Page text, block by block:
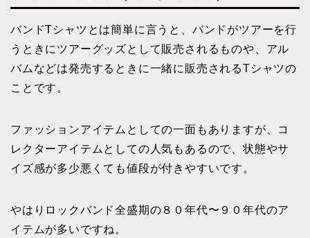
バンドTシャツとは簡単に言うと、バンドがツアーを行
うときにツアーグッズとして販売されるものや、アル
バムなどは発売するときに一緒に販売されるTシャツの
ことです。
ファッションアイテムとしての一面もありますが、コ
レクターアイテムとしての人気もあるので、状態やサ
イズ感が多少悪くても値段が付きやすいです。
やはりロックバンド全盛期の８０年代〜９０年代のア
イテムが多いですね。